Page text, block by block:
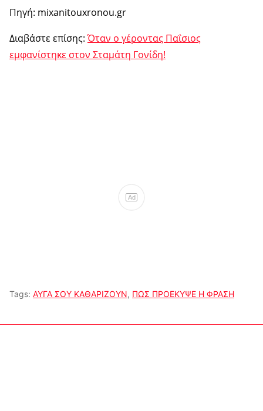
Πηγή: mixanitouxronou.gr
Διαβάστε επίσης:Όταν ο γέροντας Παΐσιος
εμφανίστηκε στον Σταμάτη Γονίδη!
Ad
Tags: ΑΥΓΑ ΣΟΥ ΚΑΘΑΡΙΖΟΥΝ, ΠΩΣ ΠΡΟΕΚΥΨΕ Η ΦΡΑΣΗ